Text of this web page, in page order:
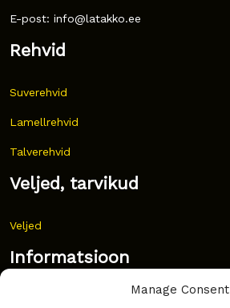
Manage Consent
E-post: info@latakko.ee
Rehvid
Suverehvid
Lamellrehvid
Talverehvid
Veljed, tarvikud
Veljed
Informatsioon